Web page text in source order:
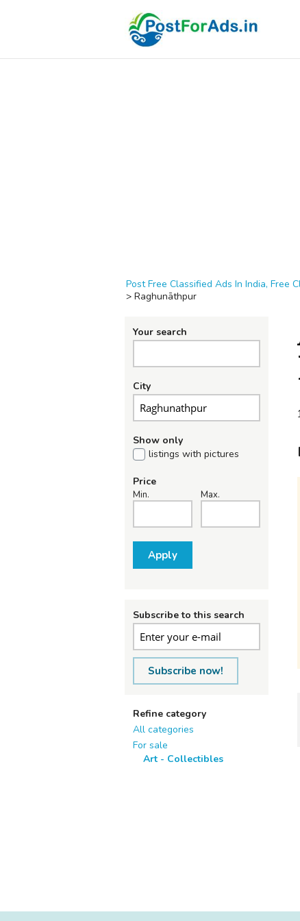
Post Free Classified Ads In India, Free
> Raghunāthpur
Your search
City
Show only
listings with pictures
Price
Min. Max.
Apply
Subscribe to this search
Subscribe now!
Refine category
All categories
For sale
Art - Collectibles